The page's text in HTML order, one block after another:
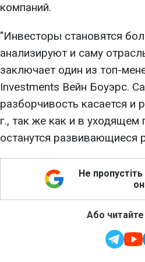
компаний.
"Инвесторы становятся
анализируют и саму
заключает один из топ-
Investments Вейн Боуэрс.
разборчивость касается и
г., так же как и в уходящем
останутся развивающиеся
Не
Або